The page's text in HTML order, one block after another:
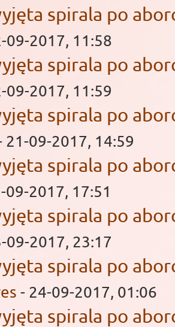
spirala po
09-2017, 11:58
spirala po
09-2017, 11:59
spirala po
21-09-2017, 14:59
spirala po
09-2017, 17:51
spirala po
09-2017, 23:17
spirala po
- 24-09-2017, 01:06
spirala po